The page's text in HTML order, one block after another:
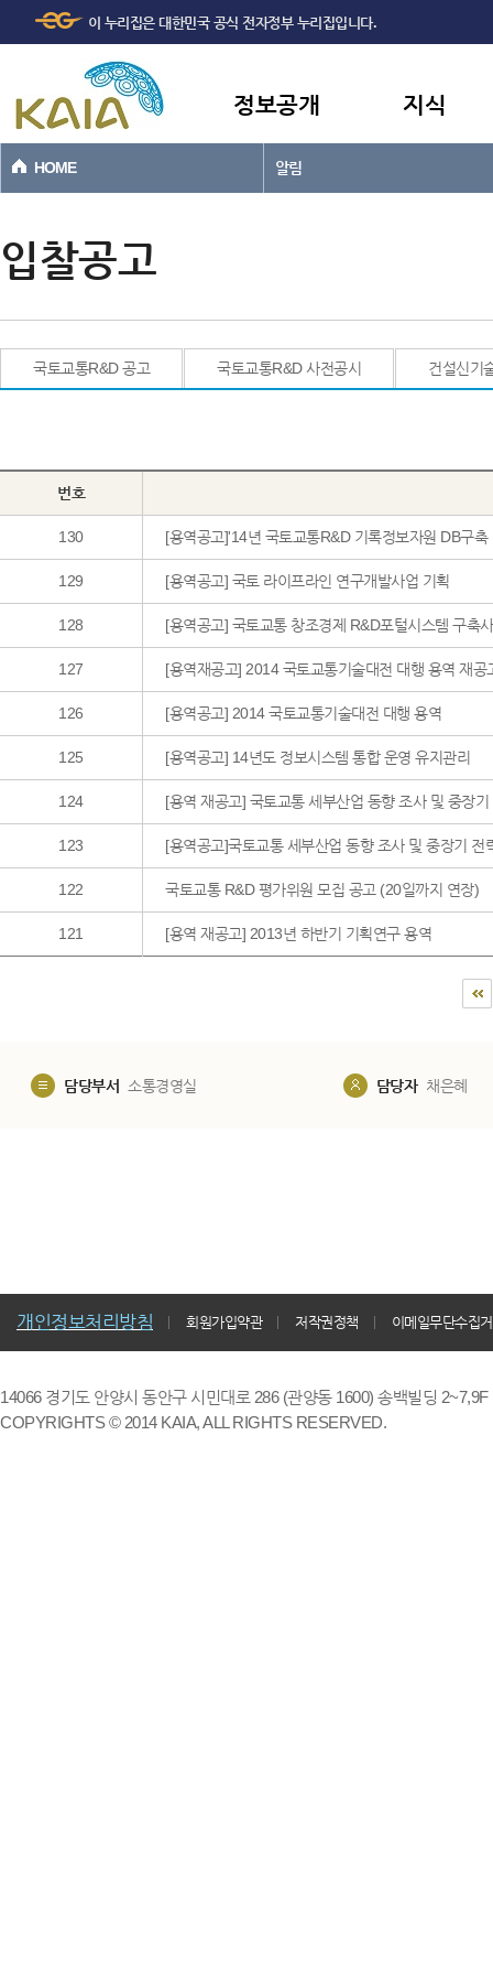
본문바로가기
이 누리집은 대한민국 공식 전자정부 누리집입니다.
정보공개 지식
HOME 알림
입찰공고
국토교통R&D 공고 국토교통R&D 사전공시 건설신기
번호
130 [용역공고]'14년 국토교통R&D 기록정보자원 DB구축
129 [용역공고] 국토 라이프라인 연구개발사업 기획
128 [용역공고] 국토교통 창조경제 R&D포털시스템 구축
127 [용역재공고] 2014 국토교통기술대전 대행 용역 재공
126 [용역공고] 2014 국토교통기술대전 대행 용역
125 [용역공고] 14년도 정보시스템 통합 운영 유지관리
124 [용역 재공고] 국토교통 세부산업 동향 조사 및 중장
123 [용역공고]국토교통 세부산업 동향 조사 및 중장기 전
122 국토교통 R&D 평가위원 모집 공고 (20일까지 연장)
121 [용역 재공고] 2013년 하반기 기획연구 용역
담당부서 소통경영실 담당자 채은혜
개인정보처리방침 회원가입약관 저작권정책 이메일무단수집
14066 경기도 안양시 동안구 시민대로 286 (관양동 1600) 송백빌딩
COPYRIGHTS © 2014 KAIA, ALL RIGHTS RESERVED.